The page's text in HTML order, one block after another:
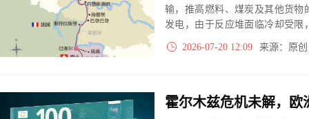
输，推高燃料、煤炭及其他货物
发电，由于反应堆面临冷却受限
能源挑战，推高通胀压力，并
胁着经济增长。
2026-07-20 12:09 来源：原